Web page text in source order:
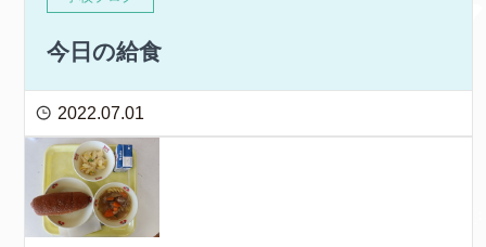
今日の給食
2022.07.01